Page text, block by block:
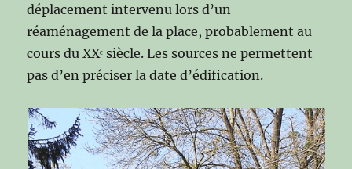
déplacement intervenu lors d’un
réaménagement de la place, probablement au
cours du XXᵉ siècle. Les sources ne permettent
pas d’en préciser la date d’édification.